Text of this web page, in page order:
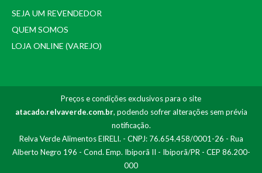
SEJA UM REVENDEDOR
QUEM SOMOS
LOJA ONLINE (VAREJO)
Preços e condições exclusivos para o site
atacado.relvaverde.com.br, podendo sofrer alterações sem prévia
notificação.
Relva Verde Alimentos EIRELI. - CNPJ: 76.654.458/0001-26 - Rua
Alberto Negro 196 - Cond. Emp. Ibiporã II - Ibiporã/PR - CEP 86.200-
000